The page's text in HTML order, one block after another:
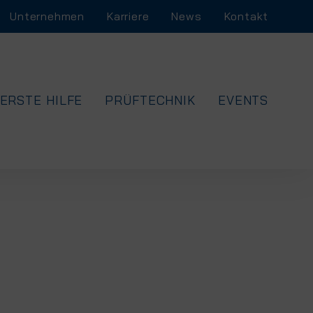
Unternehmen Karriere News Kontakt
ERSTE HILFE PRÜFTECHNIK EVENTS